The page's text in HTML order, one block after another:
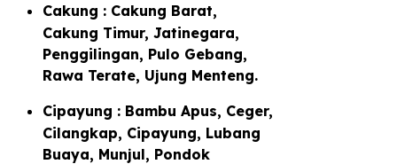
Cakung : Cakung Barat,
Cakung Timur, Jatinegara,
Penggilingan, Pulo Gebang,
Rawa Terate, Ujung Menteng.
Cipayung : Bambu Apus, Ceger,
Cilangkap, Cipayung, Lubang
Buaya, Munjul, Pondok